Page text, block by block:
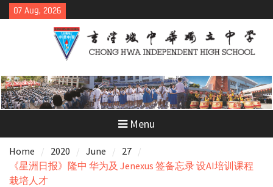
Skip
to
07 Aug, 2026
Menu
Home 2020 June
27
《星洲日报》隆中 华为及 Jenexus 签备忘录 设AI培训课程
栽培人才